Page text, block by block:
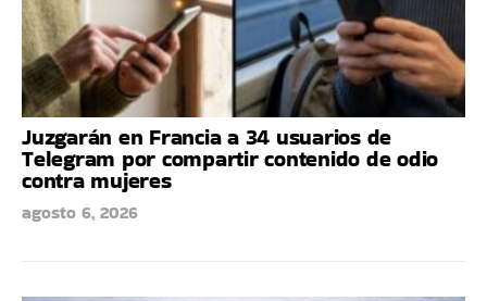
Juzgarán en Francia a 34 usuarios de
Telegram por compartir contenido de odio
contra mujeres
agosto 6, 2026